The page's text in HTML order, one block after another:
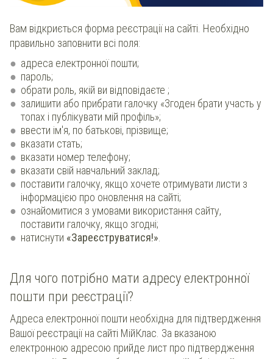
Вам відкриється форма реєстрації на сайті. Необхідно
правильно заповнити всі поля:
адреса електронної пошти;
пароль;
обрати роль, якій ви відповідаєте ;
залишити або прибрати галочку «Згоден брати участь у
топах і публікувати мій профіль»;
ввести ім'я, по батькові, прізвище;
вказати стать;
вказати номер телефону;
вказати свій навчальний заклад;
поставити галочку, якщо хочете отримувати листи з
інформацією про оновлення на сайті;
ознайомитися з умовами використання сайту,
поставити галочку, якщо згодні;
натиснути «Зареєструватися!».
Для чого потрібно мати адресу електронної
пошти при реєстрації?
Адреса електронної пошти необхідна для підтвердження
Вашої реєстрації на сайті МійКлас. За вказаною
електронною адресою прийде лист про підтвердження